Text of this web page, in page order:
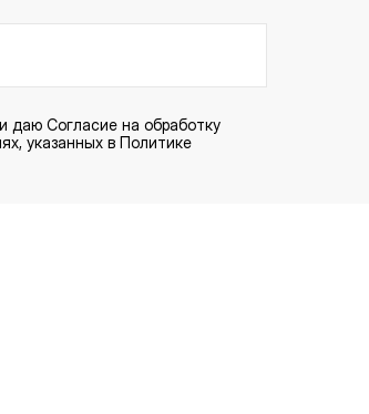
и даю Согласие на обработку
указанных в Политике